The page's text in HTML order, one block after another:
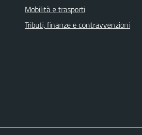
Mobilità e trasporti
Tributi, finanze e contravvenzioni